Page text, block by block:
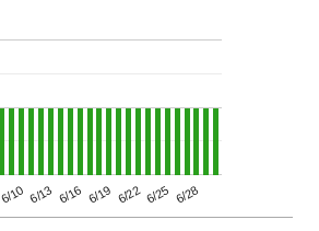
6/10 6/13 6/16 6/19 6/22 6/25 6/28